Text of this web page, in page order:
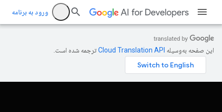
ورود به برنامه
این صفحه به‌وسیله ترجمه شده است.